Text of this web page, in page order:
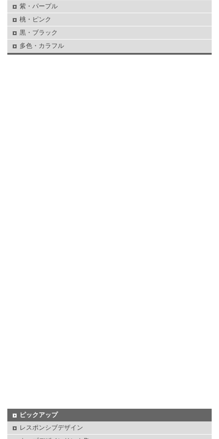
紫・パープル
桃・ピンク
黒・ブラック
多色・カラフル
ピックアップ
レスポンシブデザイン